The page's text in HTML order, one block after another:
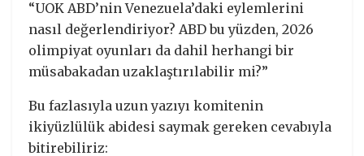
“UOK ABD’nin Venezuela’daki eylemlerini
nasıl değerlendiriyor? ABD bu yüzden, 2026
olimpiyat oyunları da dahil herhangi bir
müsabakadan uzaklaştırılabilir mi?”
Bu fazlasıyla uzun yazıyı komitenin
ikiyüzlülük abidesi saymak gereken cevabıyla
bitirebiliriz: